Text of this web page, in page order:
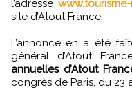
l’adresse
site d’Atout France.
L’annonce en a été
général d’Atout
annuelles d’Atout
congrès de Paris, du 23